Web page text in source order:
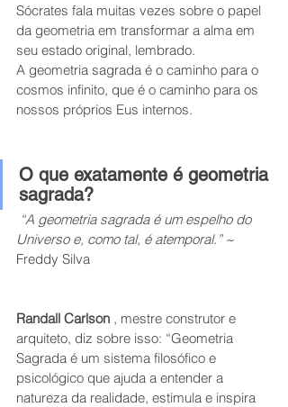
Sócrates fala muitas vezes sobre o papel
da geometria em transformar a alma em
seu estado original, lembrado.
A geometria sagrada é o caminho para o
cosmos infinito, que é o caminho para os
nossos próprios Eus internos.
O que exatamente é geometria
sagrada?
“A geometria sagrada é um espelho do
Universo e, como tal, é atemporal.” ~
Freddy Silva
Randall Carlson , mestre construtor e
arquiteto, diz sobre isso: “Geometria
Sagrada é um sistema filosófico e
psicológico que ajuda a entender a
natureza da realidade, estimula e inspira